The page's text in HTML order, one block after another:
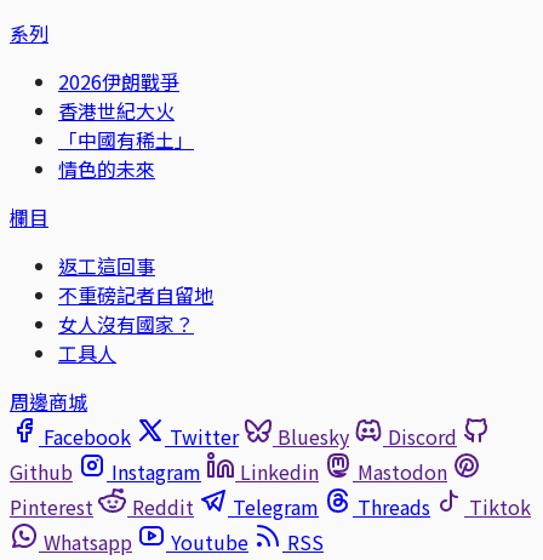
系列
2026伊朗戰爭
香港世紀大火
「中國有稀土」
情色的未來
欄目
返工這回事
不重磅記者自留地
女人沒有國家？
工具人
周邊商城
Facebook
Twitter Bluesky
Discord
Github
Instagram Linkedin
Mastodon
Pinterest
Reddit Telegram Threads
Tiktok
Whatsapp
Youtube RSS